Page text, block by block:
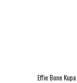
Effie Bone Kupa